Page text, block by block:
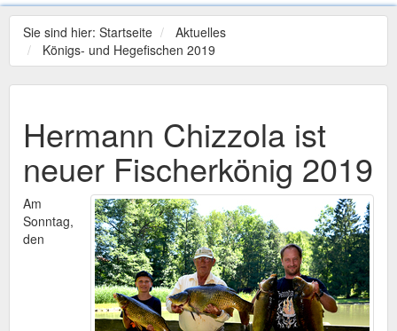
Sie sind hier: Startseite
Aktuelles
Königs- und Hegefischen 2019
Hermann Chizzola ist
neuer Fischerkönig 2019
Am
Sonntag,
den